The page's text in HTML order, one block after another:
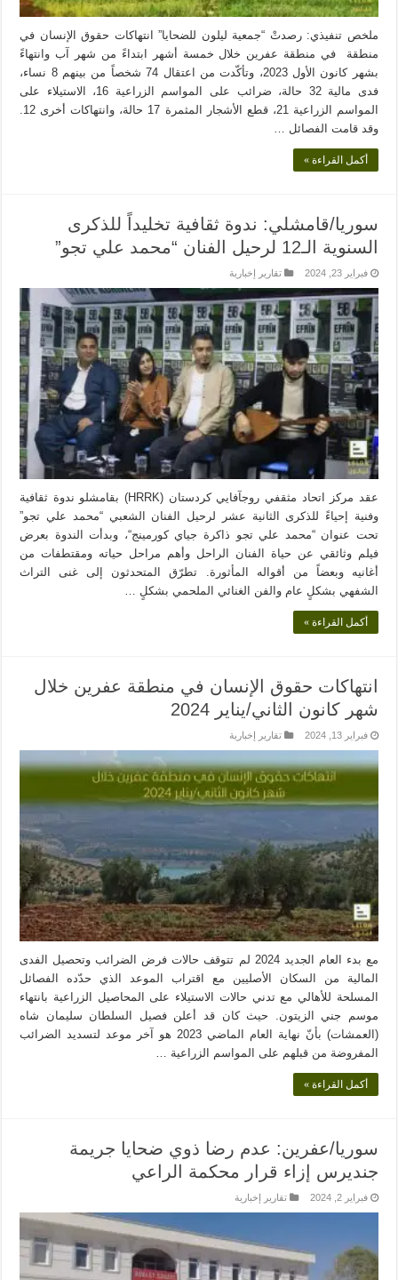
ملخص تنفيذي: رصدتْ “جمعية ليلون للضحايا” انتهاكات حقوق الإنسان في
منطقة في منطقة عفرين خلال خمسة أشهر ابتداءً من شهر آب وانتهاءً
بشهر كانون الأول 2023، وتأكّدت من اعتقال 74 شخصاً من بينهم 8 نساء،
فدى مالية 32 حالة، ضرائب على المواسم الزراعية 16، الاستيلاء على
المواسم الزراعية 21، قطع الأشجار المثمرة 17 حالة، وانتهاكات أخرى 12.
وقد قامت الفصائل …
أكمل القراءة »
سوريا/قامشلي: ندوة ثقافية تخليداً للذكرى
السنوية الـ12 لرحيل الفنان “محمد علي تجو”
فبراير 23, 2024 تقارير إخبارية
عقد مركز اتحاد مثقفي روجآفايي كردستان (HRRK) بقامشلو ندوة ثقافية
وفنية إحياءً للذكرى الثانية عشر لرحيل الفنان الشعبي “محمد علي تجو”
تحت عنوان “محمد علي تجو ذاكرة جياي كورمينج“، وبدأت الندوة بعرض
فيلم وثائقي عن حياة الفنان الراحل وأهم مراحل حياته ومقتطفات من
أغانيه وبعضاً من أقواله المأثورة. تطرّق المتحدثون إلى غنى التراث
الشفهي بشكلٍ عام والفن الغنائي الملحمي بشكلٍ …
أكمل القراءة »
انتهاكات حقوق الإنسان في منطقة عفرين خلال
شهر كانون الثاني/يناير 2024
فبراير 13, 2024 تقارير إخبارية
مع بدء العام الجديد 2024 لم تتوقف حالات فرض الضرائب وتحصيل الفدى
المالية من السكان الأصليين مع اقتراب الموعد الذي حدّده الفصائل
المسلحة للأهالي مع تدني حالات الاستيلاء على المحاصيل الزراعية بانتهاء
موسم جني الزيتون. حيث كان قد أعلن فصيل السلطان سليمان شاه
(العمشات) بأنّ نهاية العام الماضي 2023 هو آخر موعد لتسديد الضرائب
المفروضة من قبلهم على المواسم الزراعية …
أكمل القراءة »
سوريا/عفرين: عدم رضا ذوي ضحايا جريمة
جنديرس إزاء قرار محكمة الراعي
فبراير 2, 2024 تقارير إخبارية